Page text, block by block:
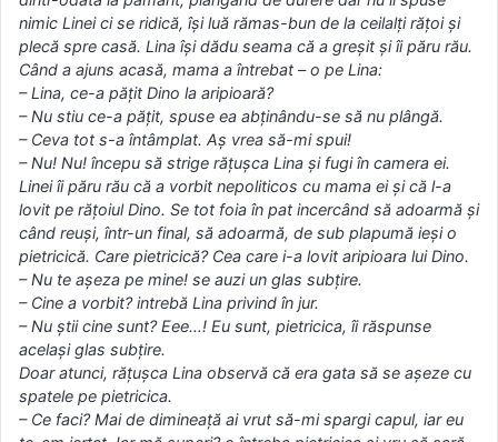
nimic Linei ci se ridică, îşi luă rămas-bun de la ceilalţi răţoi şi
plecă spre casă. Lina îşi dădu seama că a greşit şi îi păru rău.
Când a ajuns acasă, mama a întrebat – o pe Lina:
– Lina, ce-a păţit Dino la aripioară?
– Nu stiu ce-a păţit, spuse ea abţinându-se să nu plângă.
– Ceva tot s-a întâmplat. Aş vrea să-mi spui!
– Nu! Nu! începu să strige răţuşca Lina şi fugi în camera ei.
Linei îi păru rău că a vorbit nepoliticos cu mama ei şi că l-a
lovit pe răţoiul Dino. Se tot foia în pat incercând să adoarmă şi
când reuşi, într-un final, să adoarmă, de sub plapumă ieşi o
pietricică. Care pietricică? Cea care i-a lovit aripioara lui Dino.
– Nu te aşeza pe mine! se auzi un glas subţire.
– Cine a vorbit? intrebă Lina privind în jur.
– Nu ştii cine sunt? Eee…! Eu sunt, pietricica, îi răspunse
acelaşi glas subţire.
Doar atunci, răţuşca Lina observă că era gata să se aşeze cu
spatele pe pietricica.
– Ce faci? Mai de dimineaţă ai vrut să-mi spargi capul, iar eu